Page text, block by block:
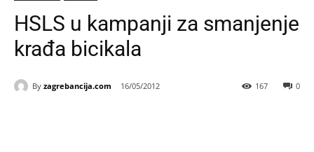
HSLS u kampanji za smanjenje
krađa bicikala
By zagrebancija.com 16/05/2012 0
167